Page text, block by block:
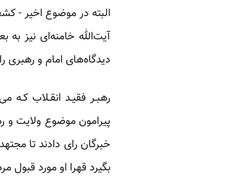
البته در موضوع اخیر -
آیت‌الله خامنه‌ای نیز به
دیدگاه‌های امام و رهبری
رهبـر فقیـد انقـلاب
پیرامون موضوع ولایت و
خبرگان رای دادند تا
بگیرد قهرا او مورد